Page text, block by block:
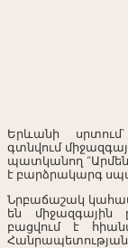
Երևանի
գտնվում
պատկանող
է բարձրակարգ
Նրբաճաշակ
են միջազգային
բացվում է